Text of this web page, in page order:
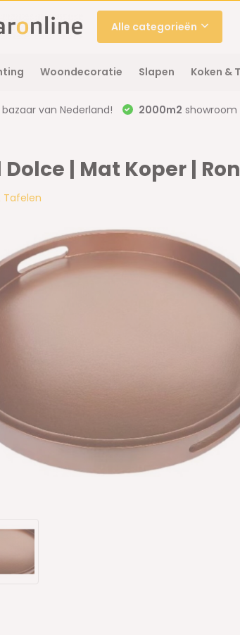
Alle categorieën
Woondecoratie Slapen Koken &
van Nederland! 2000m2 showroom
| Mat Koper |
Tafelen